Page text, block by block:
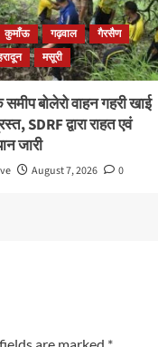
कुमाँऊ गढ़वाल
गैरसैण
मसूरी
बोलेरो वाहन गहरी खाई
SDRF द्वारा राहत एवं
जारी
August 7, 2026 0